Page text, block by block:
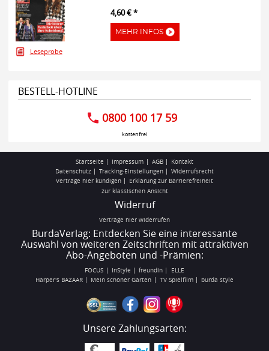
Leseprobe
4,60 € *
MEHR INFOS
BESTELL-HOTLINE
0800 100 17 59
kostenfrei
Startseite Impressum AGB
Kontakt
Datenschutz
Tracking-Einstellungen
Widerrufsrecht
Verträge hier kündigen
Erklärung zur Barrierefreiheit
zur klassischen Ansicht
Widerruf
Verträge hier widerrufen
BurdaVerlag: Entdecken Sie eine interessante
Auswahl von weiteren Zeitschriften mit attraktiven
Abo-Angeboten und -Prämien:
FOCUS InStyle freundin
ELLE
Harper's BAZAAR
Mein schöner Garten TV Spielfilm burda style
Unsere Zahlungsarten: